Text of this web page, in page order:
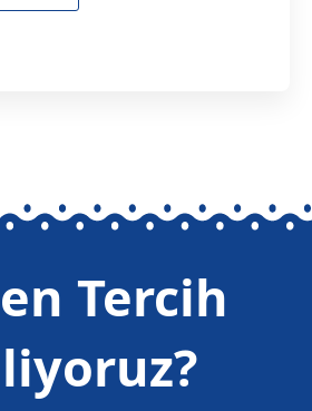
Tercih